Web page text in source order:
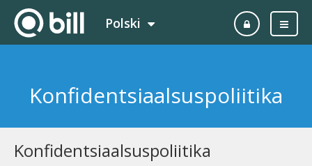
Polski
Konfidentsiaalsuspoliitika
Konfidentsiaalsuspoliitika